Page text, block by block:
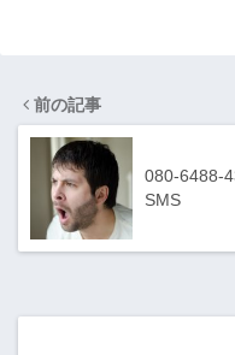
前の記事
080-6488-
SMS